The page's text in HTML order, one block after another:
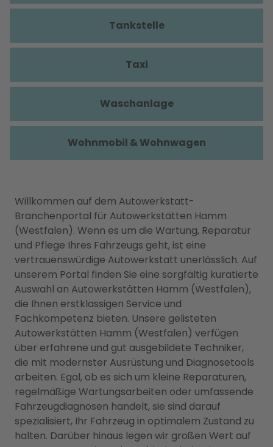
Willkommen auf dem Autowerkstatt-
Branchenportal für Autowerkstätten Hamm
(Westfalen). Wenn es um die Wartung, Reparatur
und Pflege Ihres Fahrzeugs geht, ist eine
vertrauenswürdige Autowerkstatt unerlässlich. Auf
unserem Portal finden Sie eine sorgfältig kuratierte
Auswahl an Autowerkstätten Hamm (Westfalen),
die Ihnen erstklassigen Service und
Fachkompetenz bieten. Unsere gelisteten
Autowerkstätten Hamm (Westfalen) verfügen
über erfahrene und gut ausgebildete Techniker,
die mit modernster Ausrüstung und Diagnosetools
arbeiten. Egal, ob es sich um kleine Reparaturen,
regelmäßige Wartungsarbeiten oder umfassende
Fahrzeugdiagnosen handelt, sie sind darauf
spezialisiert, Ihr Fahrzeug in optimalem Zustand zu
halten. Darüber hinaus legen wir großen Wert auf
Tankstelle
Taxi
Waschanlage
Wohnmobil & Wohnwagen